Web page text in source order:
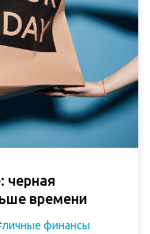
черная
времени
личные финансы